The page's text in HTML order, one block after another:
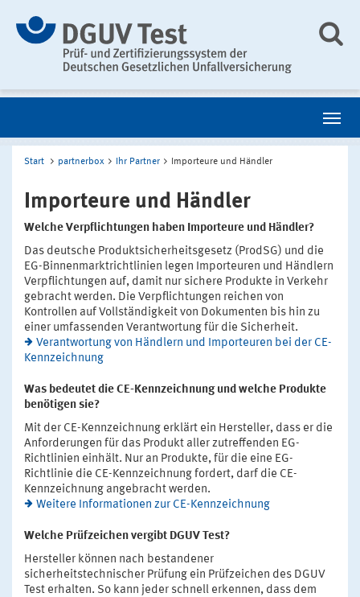
Start partnerbox Ihr Partner Importeure und Händler
Importeure und Händler
Welche Verpflichtungen haben Importeure und Händler?
Das deutsche Produktsicherheitsgesetz (ProdSG) und die
EG-Binnenmarktrichtlinien legen Importeuren und Händlern
Verpflichtungen auf, damit nur sichere Produkte in Verkehr
gebracht werden. Die Verpflichtungen reichen von
Kontrollen auf Vollständigkeit von Dokumenten bis hin zu
einer umfassenden Verantwortung für die Sicherheit.
Verantwortung von Händlern und Importeuren bei der CE-
Kennzeichnung
Was bedeutet die CE-Kennzeichnung und welche Produkte
benötigen sie?
Mit der CE-Kennzeichnung erklärt ein Hersteller, dass er die
Anforderungen für das Produkt aller zutreffenden EG-
Richtlinien einhält. Nur an Produkte, für die eine EG-
Richtlinie die CE-Kennzeichnung fordert, darf die CE-
Kennzeichnung angebracht werden.
Weitere Informationen zur CE-Kennzeichnung
Welche Prüfzeichen vergibt DGUV Test?
Hersteller können nach bestandener
sicherheitstechnischer Prüfung ein Prüfzeichen des DGUV
Test erhalten. So kann jeder schnell erkennen, dass dem